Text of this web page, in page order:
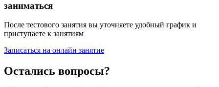
заниматься
После тестового занятия вы уточняете удобный график и
приступаете к занятиям
Записаться на онлайн занятие
Остались вопросы?